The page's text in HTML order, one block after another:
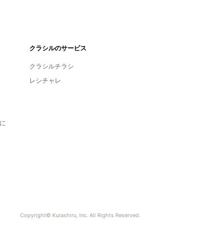
クラシルのサービス
クラシルチラシ
レシチャレ
Copyright© Kurashiru, Inc. All Rights Reserved.